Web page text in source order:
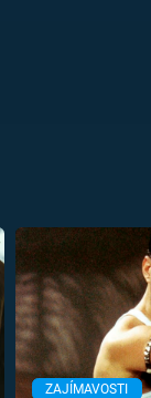
ZAJÍMAVOSTI